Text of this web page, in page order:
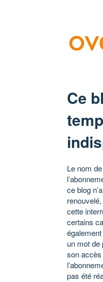
Ce
Le nom
ce blog
cette
certains
un mot de
son
pas été